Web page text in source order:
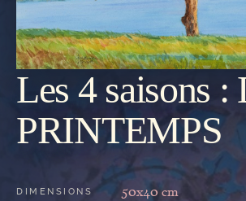
REVENIR
À LA
Les 4 saisons :
PRINTEMPS
DIMENSIONS 50x40 cm